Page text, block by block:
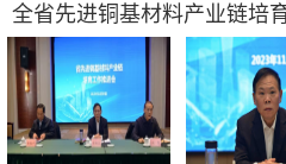
全省先进铜基材料产业链培